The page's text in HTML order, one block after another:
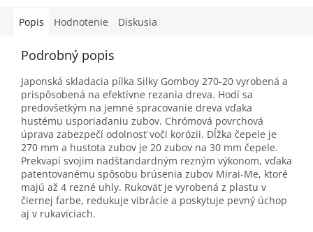
Bigboy, čepele sa...
Popis Hodnotenie Diskusia
Podrobný popis
Japonská skladacia pílka Silky Gomboy 270-20 vyrobená a
prispôsobená na efektívne rezania dreva. Hodí sa
predovšetkým na jemné spracovanie dreva vďaka
hustému usporiadaniu zubov. Chrómová povrchová
úprava zabezpečí odolnosť voči korózii. Dĺžka čepele je
270 mm a hustota zubov je 20 zubov na 30 mm čepele.
Prekvapí svojim nadštandardným rezným výkonom, vďaka
patentovanému spôsobu brúsenia zubov Mirai-Me, ktoré
majú až 4 rezné uhly. Rukoväť je vyrobená z plastu v
čiernej farbe, redukuje vibrácie a poskytuje pevný úchop
aj v rukaviciach.